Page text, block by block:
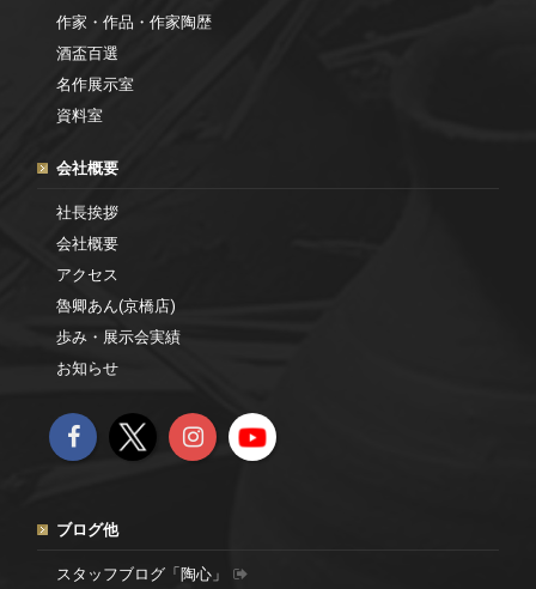
作家・作品・作家陶歴
酒盃百選
名作展示室
資料室
会社概要
社長挨拶
会社概要
アクセス
魯卿あん(京橋店)
歩み・展示会実績
お知らせ
ブログ他
スタッフブログ「陶心」